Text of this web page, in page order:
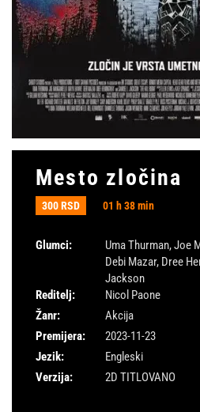
Mesto zločina
300 RSD 01 h 38 min
Glumci: Uma Thurman,Joe
Debi Mazar, Dree
Jackson
Reditelj:
Nicol Paone
Žanr:
Akcija
Premijera:
2023-11-23
Jezik:
Engleski
Verzija:
2D TITLOVANO